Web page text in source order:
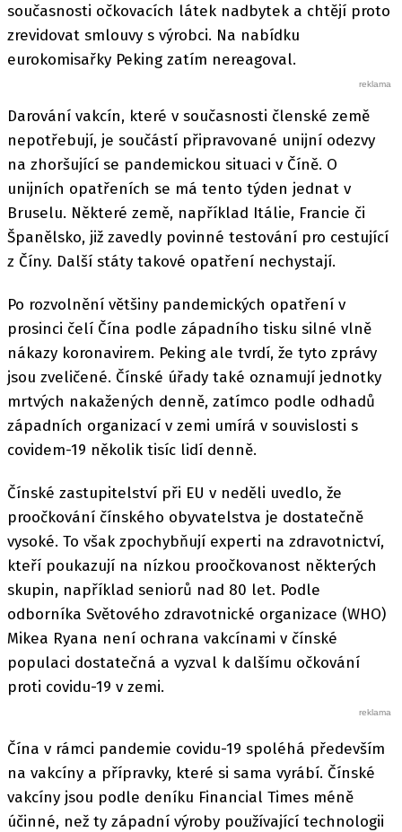
současnosti očkovacích látek nadbytek a chtějí proto
zrevidovat smlouvy s výrobci. Na nabídku
eurokomisařky Peking zatím nereagoval.
Darování vakcín, které v současnosti členské země
nepotřebují, je součástí připravované unijní odezvy
na zhoršující se pandemickou situaci v Číně. O
unijních opatřeních se má tento týden jednat v
Bruselu. Některé země, například Itálie, Francie či
Španělsko, již zavedly povinné testování pro cestující
z Číny. Další státy takové opatření nechystají.
Po rozvolnění většiny pandemických opatření v
prosinci čelí Čína podle západního tisku silné vlně
nákazy koronavirem. Peking ale tvrdí, že tyto zprávy
jsou zveličené. Čínské úřady také oznamují jednotky
mrtvých nakažených denně, zatímco podle odhadů
západních organizací v zemi umírá v souvislosti s
covidem-19 několik tisíc lidí denně.
Čínské zastupitelství při EU v neděli uvedlo, že
proočkování čínského obyvatelstva je dostatečně
vysoké. To však zpochybňují experti na zdravotnictví,
kteří poukazují na nízkou proočkovanost některých
skupin, například seniorů nad 80 let. Podle
odborníka Světového zdravotnické organizace (WHO)
Mikea Ryana není ochrana vakcínami v čínské
populaci dostatečná a vyzval k dalšímu očkování
proti covidu-19 v zemi.
Čína v rámci pandemie covidu-19 spoléhá především
na vakcíny a přípravky, které si sama vyrábí. Čínské
vakcíny jsou podle deníku Financial Times méně
účinné, než ty západní výroby používající technologii